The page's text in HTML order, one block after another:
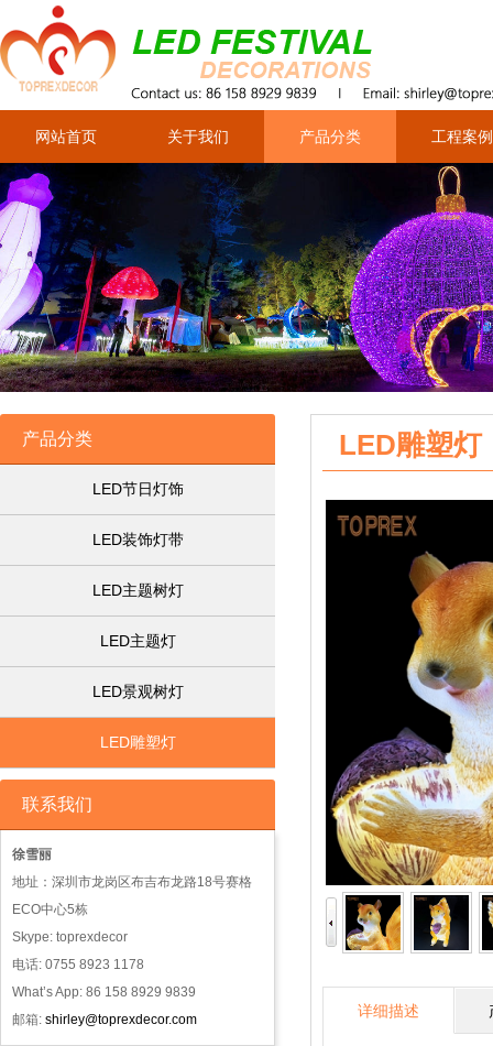
网站首页 关于我们 产品分类 工程案例
产品分类
LED节日灯饰
LED装饰灯带
LED主题树灯
LED主题灯
LED景观树灯
LED雕塑灯
联系我们
徐雪丽
地址：深圳市龙岗区布吉布龙路18号赛格
ECO中心5栋
Skype: toprexdecor
电话: 0755 8923 1178
What’s App: 86 158 8929 9839
邮箱: shirley@toprexdecor.com
LED雕塑灯
详细描述